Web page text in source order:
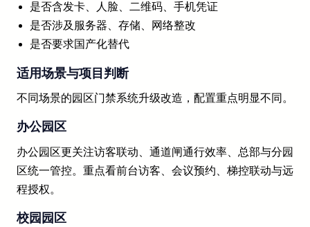
是否含发卡、人脸、二维码、手机凭证
是否涉及服务器、存储、网络整改
是否要求国产化替代
适用场景与项目判断
不同场景的园区门禁系统升级改造，配置重点明显不同。
办公园区
办公园区更关注访客联动、通道闸通行效率、总部与分园
区统一管控。重点看前台访客、会议预约、梯控联动与远
程授权。
校园园区